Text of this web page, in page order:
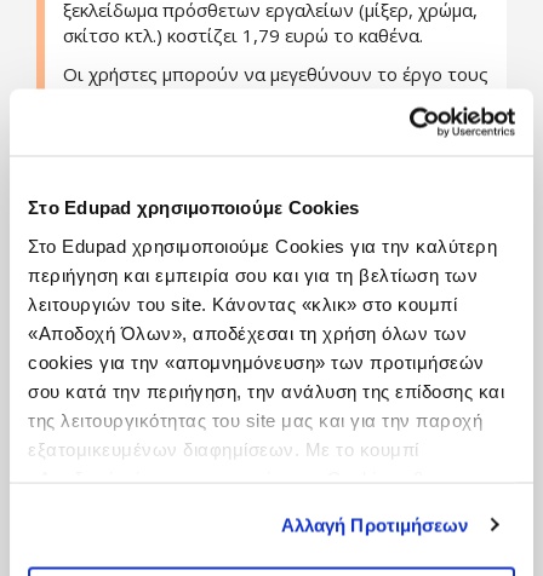
Στο Edupad χρησιμοποιούμε Cookies
Στο Edupad χρησιμοποιούμε Cookies για την καλύτερη
περιήγηση και εμπειρία σου και για τη βελτίωση των
λειτουργιών του site. Κάνοντας «κλικ» στο κουμπί
«Αποδοχή Όλων», αποδέχεσαι τη χρήση όλων των
cookies για την «απομνημόνευση» των προτιμήσεών
σου κατά την περιήγηση, την ανάλυση της επίδοσης και
της λειτουργικότητας του site μας και για την παροχή
εξατομικευμένων διαφημίσεων. Με το κουμπί
site cookies. Ενημερώσου για την Πολιτική
CookiesΕδώκαι τους διαφορετικούς τύπους Cookies
Αλλαγή Προτιμήσεων
ξεκλείδωμα πρόσθετων εργαλείων (μίξερ, χρώμα,
σκίτσο κτλ.) κοστίζει 1,79 ευρώ το καθένα.
Οι χρήστες μπορούν να μεγεθύνουν το έργο τους
χρησιμοποιώντας δύο δάχτυλα μαζί μπορούν να
Οι δημιουργίες των χρηστών αποθηκεύονται σε
τετράδια. Όλα τα τετράδια βρίσκονται
τοποθετημένα στην πρώτη οθόνη της εφαρμογής.
Οι δημιουργίες που παράγονται μπορούν να
μοιραστούν μέσω
ηλεκτρονικού ταχυδρομείου
Tumblr
Facebook
Twitter
ή να αποθηκευθούν στις φωτογραφίες του
Η εφαρμογή μπορεί να χρησιμοποιηθεί για να